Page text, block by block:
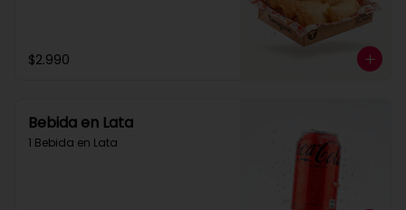
$2.990
Bebida en Lata
1 Bebida en Lata